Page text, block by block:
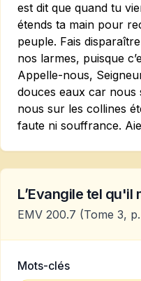
est dit que quand tu
étends ta main pour
peuple. Fais
nos larmes, puisque
Appelle-nous,
douces eaux car nous
nous sur les collines
faute ni souffrance.
L’Evangile tel qu'il
EMV 200.7 (Tome 3,
Mots-clés